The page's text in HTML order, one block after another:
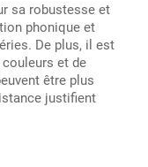
sa robustesse et
phonique et
De plus, il est
et de
être plus
justifient